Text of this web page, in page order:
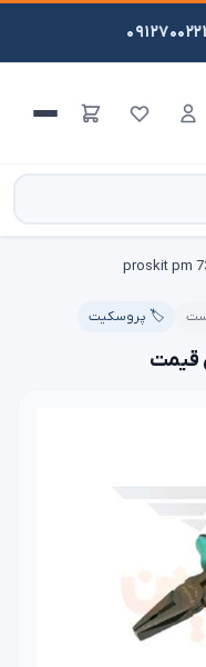
🏷️ پروسکیت
قیمت